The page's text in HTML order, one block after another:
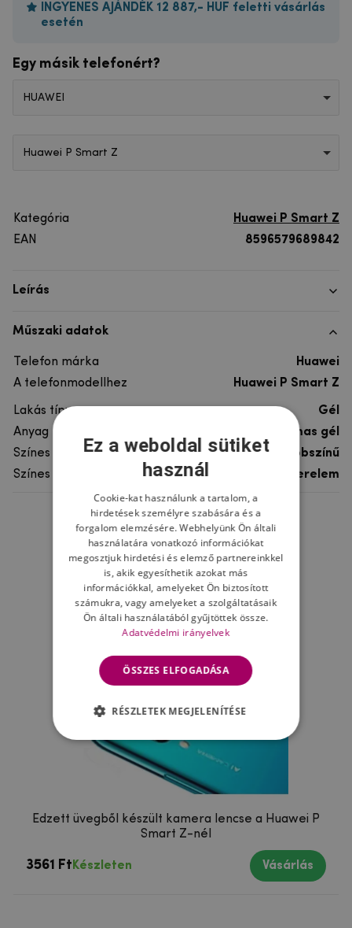
INGYENES AJÁNDÉK 12 887,- HUF feletti vásárlás
esetén
Egy másik telefonért?
HUAWEI
Huawei P Smart Z
Kategória
Huawei P Smart Z
EAN
8596579689842
Leírás
Műszaki adatok
Telefon márka
Huawei
A telefonmodellhez
Huawei P Smart Z
Lakás típusa
Gél
Anyag
rugalmas gél
Színes
többszínű
Színes motívum
Szerelem
Ne felejtsd el
Edzett üvegből készült kamera lencse a Huawei P
Smart Z-nél
3561 Ft Készleten Vásárlás
Ez a weboldal sütiket
használ
Cookie-kat használunk a tartalom, a
hirdetések személyre szabására és a
forgalom elemzésére. Webhelyünk Ön általi
használatára vonatkozó információkat
megosztjuk hirdetési és elemző partnereinkkel
is, akik egyesíthetik azokat más
információkkal, amelyeket Ön biztosított
számukra, vagy amelyeket a szolgáltatásaik
Ön általi használatából gyűjtöttek össze.
Adatvédelmi irányelvek
ÖSSZES ELFOGADÁSA
RÉSZLETEK MEGJELENÍTÉSE